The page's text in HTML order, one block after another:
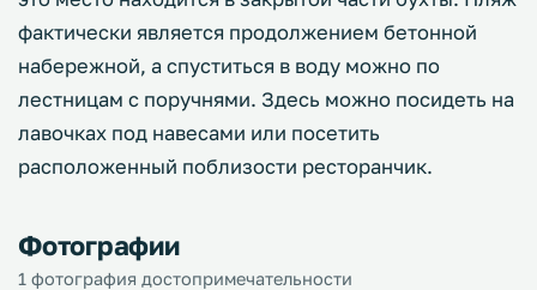
фактически является продолжением бетонной
набережной, а спуститься в воду можно по
лестницам с поручнями. Здесь можно посидеть на
лавочках под навесами или посетить
расположенный поблизости ресторанчик.
Фотографии
1 фотография достопримечательности